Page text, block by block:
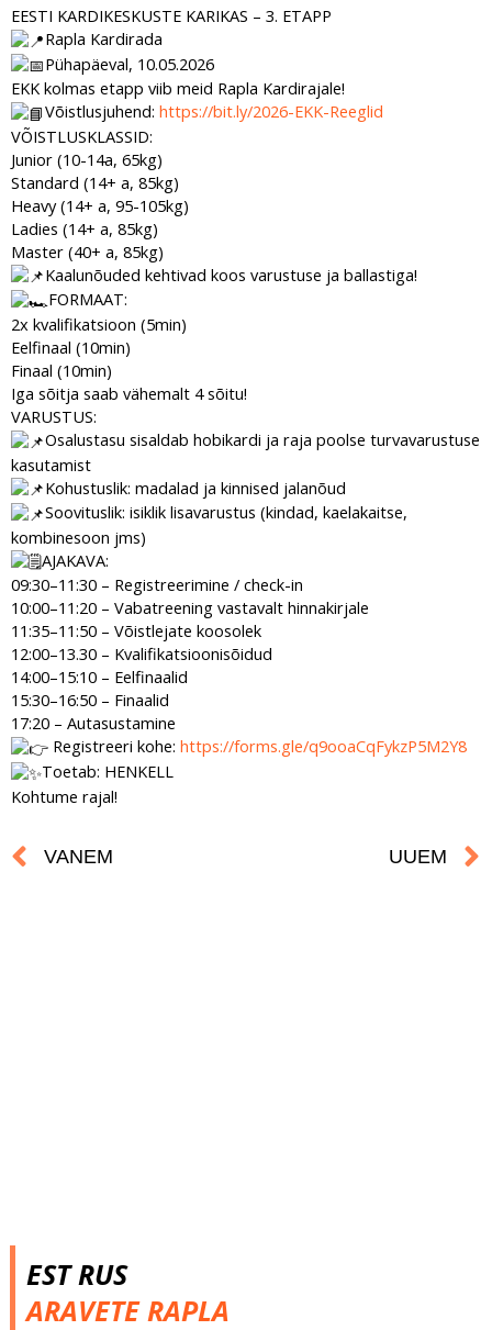
EESTI KARDIKESKUSTE KARIKAS – 3. ETAPP
Rapla Kardirada
Pühapäeval, 10.05.2026
EKK kolmas etapp viib meid Rapla Kardirajale!
Võistlusjuhend: https://bit.ly/2026-EKK-Reeglid
VÕISTLUSKLASSID:
Junior (10-14a, 65kg)
Standard (14+ a, 85kg)
Heavy (14+ a, 95-105kg)
Ladies (14+ a, 85kg)
Master (40+ a, 85kg)
Kaalunõuded kehtivad koos varustuse ja ballastiga!
FORMAAT:
2x kvalifikatsioon (5min)
Eelfinaal (10min)
Finaal (10min)
Iga sõitja saab vähemalt 4 sõitu!
VARUSTUS:
Osalustasu sisaldab hobikardi ja raja poolse turvavarustuse
kasutamist
Kohustuslik: madalad ja kinnised jalanõud
Soovituslik: isiklik lisavarustus (kindad, kaelakaitse,
kombinesoon jms)
AJAKAVA:
09:30–11:30 – Registreerimine / check-in
10:00–11:20 – Vabatreening vastavalt hinnakirjale
11:35–11:50 – Võistlejate koosolek
12:00–13.30 – Kvalifikatsioonisõidud
14:00–15:10 – Eelfinaalid
15:30–16:50 – Finaalid
17:20 – Autasustamine
Registreeri kohe: https://forms.gle/q9ooaCqFykzP5M2Y8
Toetab: HENKELL
Kohtume rajal!
Prev
VANEM UUEM
EST RUS
ARAVETE RAPLA